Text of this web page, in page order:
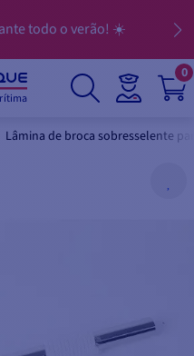
todo o verão! ☀️
0
Lâmina de broca sobresselente